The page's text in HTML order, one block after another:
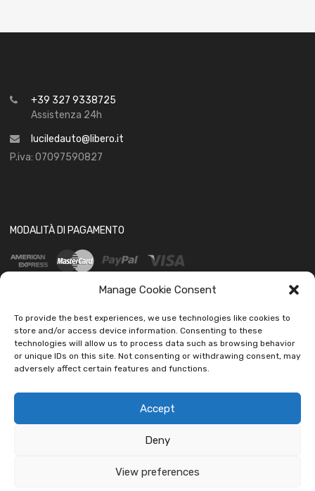
Manage Cookie Consent
To provide the best experiences, we use technologies like cookies to
store and/or access device information. Consenting to these
technologies will allow us to process data such as browsing behavior
or unique IDs on this site. Not consenting or withdrawing consent, may
adversely affect certain features and functions.
Accept
Deny
View preferences
+39 327 9338725
Assistenza 24h
luciledauto@libero.it
P.iva: 07097590827
MODALITÀ DI PAGAMENTO
SOCIAL
Ledautoshop Auto Parts | Icons made by